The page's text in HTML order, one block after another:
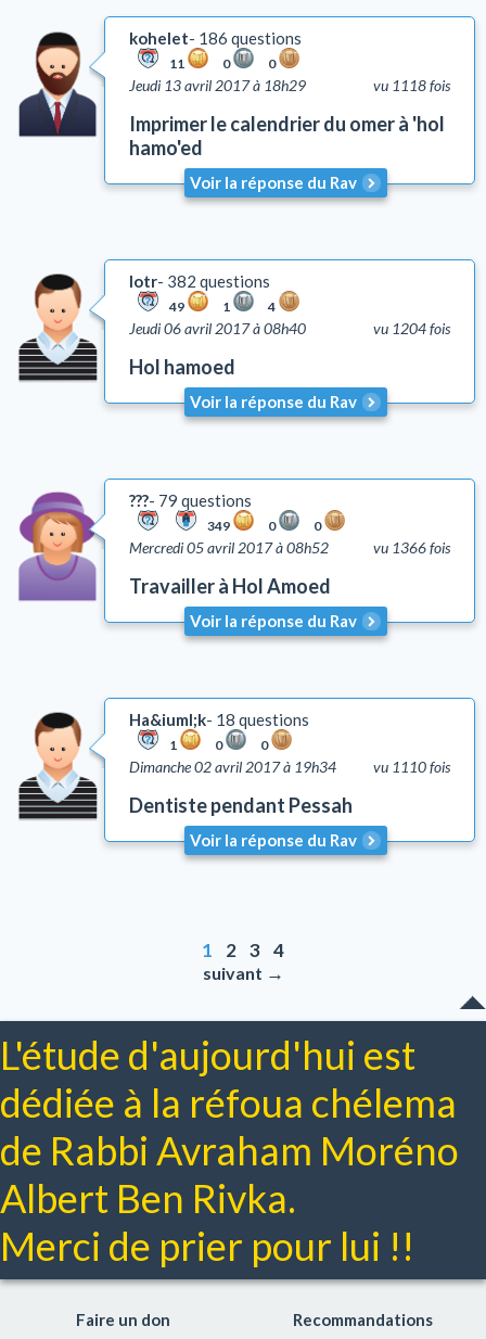
kohelet 186 questions
11 0 0
vu 1118 fois
Jeudi 13 avril 2017 à 18h29
Imprimer le calendrier du omer à 'hol
hamo'ed
Voir la réponse du Rav
lotr 382 questions
49 1 4
vu 1204 fois
Jeudi 06 avril 2017 à 08h40
Hol hamoed
Voir la réponse du Rav
??? 79 questions
349 0 0
vu 1366 fois
Mercredi 05 avril 2017 à 08h52
Travailler à Hol Amoed
Voir la réponse du Rav
Ha&iuml;k 18 questions
1 0 0
vu 1110 fois
Dimanche 02 avril 2017 à 19h34
Dentiste pendant Pessah
Voir la réponse du Rav
1 2 3 4
suivant →
L'étude d'aujourd'hui est
dédiée à la réfoua chélema
de Rabbi Avraham Moréno
Albert Ben Rivka.
Merci de prier pour lui !!
Faire un don Recommandations